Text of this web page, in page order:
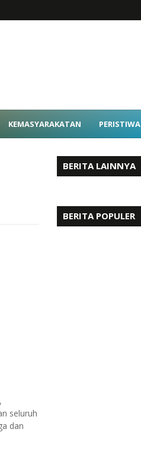
KEMASYARAKATAN PERISTIWA
seluruh
dan
BERITA LAINNYA
BERITA POPULER